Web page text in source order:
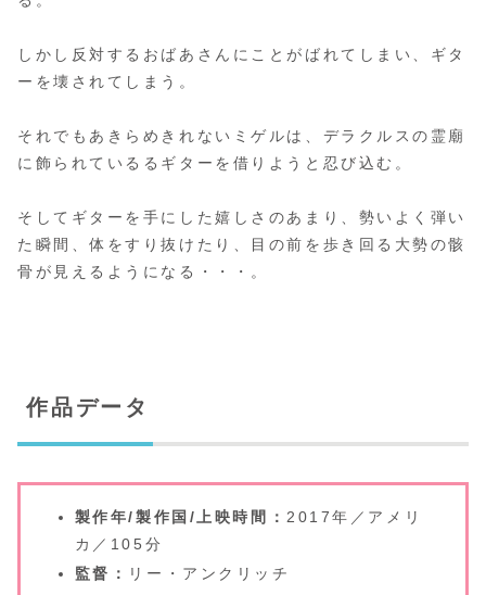
しかし反対するおばあさんにことがばれてしまい、ギタ
ーを壊されてしまう。
それでもあきらめきれないミゲルは、デラクルスの霊廟
に飾られているるギターを借りようと忍び込む。
そしてギターを手にした嬉しさのあまり、勢いよく弾い
た瞬間、体をすり抜けたり、目の前を歩き回る大勢の骸
骨が見えるようになる・・・。
作品データ
製作年/製作国/上映時間： 2017年／アメリ
カ／105分
監督：
リー・アンクリッチ